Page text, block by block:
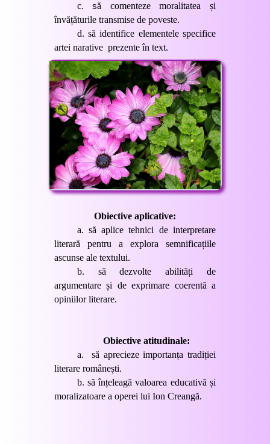
c. să comenteze moralitatea și
învățăturile transmise de poveste.
d. să identifice elementele specifice
artei narative prezente în text.
Obiective aplicative:
a. să aplice tehnici de interpretare
literară pentru a explora semnificațiile
ascunse ale textului.
b.
să dezvolte abilități de
argumentare și de exprimare coerentă a
opiniilor literare.
Obiective atitudinale:
a.
să aprecieze importanța tradiției
literare românești.
b. să înțeleagă valoarea educativă și
moralizatoare a operei lui Ion Creangă.